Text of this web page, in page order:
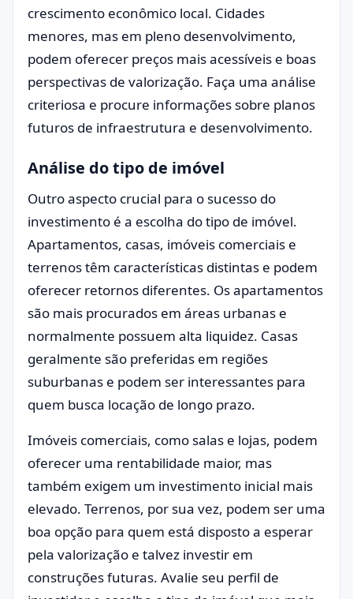
crescimento econômico local. Cidades
menores, mas em pleno desenvolvimento,
podem oferecer preços mais acessíveis e boas
perspectivas de valorização. Faça uma análise
criteriosa e procure informações sobre planos
futuros de infraestrutura e desenvolvimento.
Análise do tipo de imóvel
Outro aspecto crucial para o sucesso do
investimento é a escolha do tipo de imóvel.
Apartamentos, casas, imóveis comerciais e
terrenos têm características distintas e podem
oferecer retornos diferentes. Os apartamentos
são mais procurados em áreas urbanas e
normalmente possuem alta liquidez. Casas
geralmente são preferidas em regiões
suburbanas e podem ser interessantes para
quem busca locação de longo prazo.
Imóveis comerciais, como salas e lojas, podem
oferecer uma rentabilidade maior, mas
também exigem um investimento inicial mais
elevado. Terrenos, por sua vez, podem ser uma
boa opção para quem está disposto a esperar
pela valorização e talvez investir em
construções futuras. Avalie seu perfil de